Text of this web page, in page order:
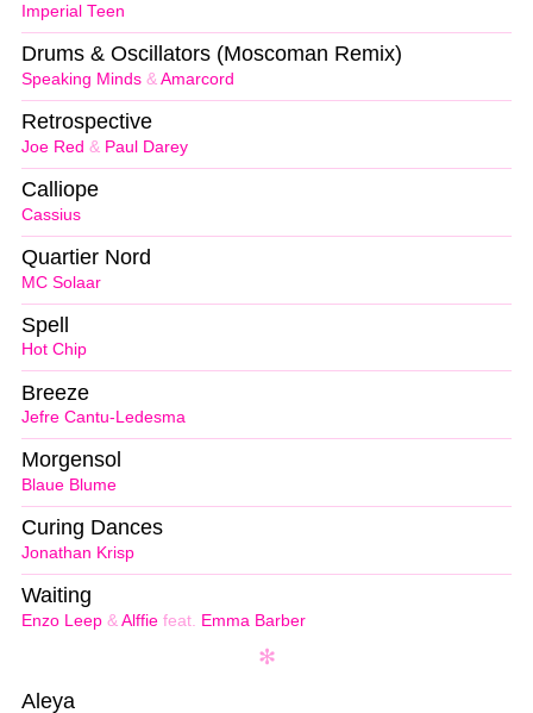
Imperial Teen
Speaking Minds & Amarcord
Drums & Oscillators (Moscoman Remix)
Joe Red & Paul Darey
Retrospective
Cassius
Calliope
MC Solaar
Quartier Nord
Hot Chip
Spell
Jefre Cantu-Ledesma
Breeze
Blaue Blume
Morgensol
Jonathan Krisp
Curing Dances
Enzo Leep & Alffie feat. Emma Barber
Waiting
Aleya